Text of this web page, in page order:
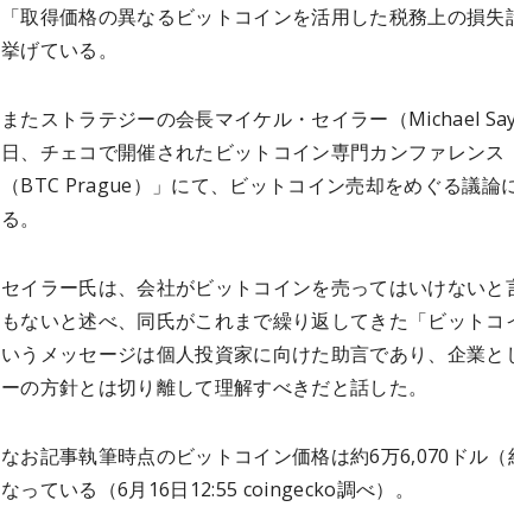
「取得価格の異なるビットコインを活用した税務上の損
挙げている。
またストラテジーの会長マイケル・セイラー（Michael
日、チェコで開催されたビットコイン専門カンファレンス
（BTC Prague）」にて、ビットコイン売却をめぐる議論
る。
セイラー氏は、会社がビットコインを売ってはいけないと
もないと述べ、同氏がこれまで繰り返してきた「ビットコ
いうメッセージは個人投資家に向けた助言であり、企業と
ーの方針とは切り離して理解すべきだと話した。
なお記事執筆時点のビットコイン価格は約6万6,070ドル（
なっている（6月16日12:55 coingecko調べ）。